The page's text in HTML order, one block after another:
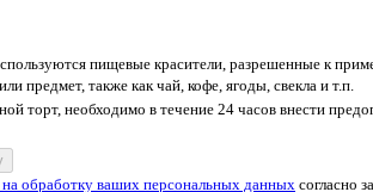
пищевые красители, разрешенные к
предмет, также как чай, кофе, ягоды, свекла и т.п.
торт, необходимо в течение 24 часов внести
на обработку ваших персональных данныхсогласно